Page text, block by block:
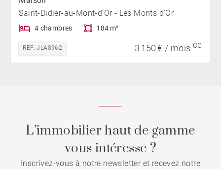
Saint-Didier-au-Mont-d'Or - Les Monts d'Or
4 chambres 184 m²
REF. JLA8962 3 150 € / mois CC
L’immobilier haut de gamme
vous intéresse ?
Inscrivez-vous à notre newsletter et recevez notre